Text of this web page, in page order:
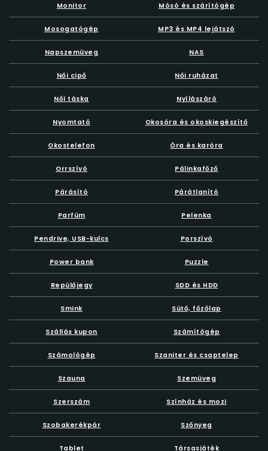
Monitor Mósó és szárítógép
Mosogatógép MP3 és MP4 lejátszó
Napszemüveg NAS
Női cipő Női ruházat
Női táska Nyílászáró
Nyomtató Okosóra és okoskiegészítő
Okostelefon Óra és karóra
Orrszívó Pálinkafőző
Párásító Párátlanító
Parfüm Pelenka
Pendrive, USB-kulcs Porszívó
Power bank Puzzle
Repülőjegy SDD és HDD
Smink Sütő, főzőlap
Szállás kupon Számítógép
Számológép Szaniter és csaptelep
Szauna Szemüveg
Szerszám Színház és mozi
Szobakerékpár Szőnyeg
Tablet Társasjáték